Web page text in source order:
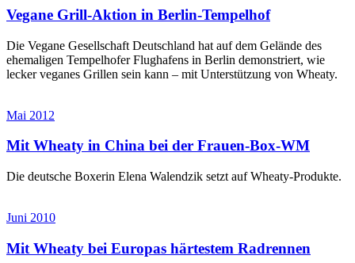
Vegane Grill-Aktion in Berlin-Tempelhof
Die Vegane Gesellschaft Deutschland hat auf dem Gelände des
ehemaligen Tempelhofer Flughafens in Berlin demonstriert, wie
lecker veganes Grillen sein kann – mit Unterstützung von Wheaty.
Mai 2012
Mit Wheaty in China bei der Frauen-Box-WM
Die deutsche Boxerin Elena Walendzik setzt auf Wheaty-Produkte.
Juni 2010
Mit Wheaty bei Europas härtestem Radrennen